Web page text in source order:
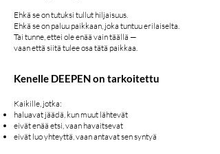
Ehkä se on tutuksi tullut hiljaisuus.
Ehkä se on paluu paikkaan, joka tuntuu erilaiselta.
Tai tunne, ettei ole enää vain täällä —
vaan että siitä tulee osa tätä paikkaa.
Kenelle DEEPEN on tarkoitettu
Kaikille, jotka:
haluavat jäädä, kun muut lähtevät
eivät enää etsi, vaan havaitsevat
eivät luo yhteyttä, vaan antavat sen syntyä